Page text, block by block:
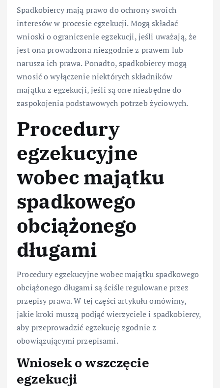
Spadkobiercy mają prawo do ochrony swoich
interesów w procesie egzekucji. Mogą składać
wnioski o ograniczenie egzekucji, jeśli uważają, że
jest ona prowadzona niezgodnie z prawem lub
narusza ich prawa. Ponadto, spadkobiercy mogą
wnosić o wyłączenie niektórych składników
majątku z egzekucji, jeśli są one niezbędne do
zaspokojenia podstawowych potrzeb życiowych.
Procedury
egzekucyjne
wobec majątku
spadkowego
obciążonego
długami
Procedury egzekucyjne wobec majątku spadkowego
obciążonego długami są ściśle regulowane przez
przepisy prawa. W tej części artykułu omówimy,
jakie kroki muszą podjąć wierzyciele i spadkobiercy,
aby przeprowadzić egzekucję zgodnie z
obowiązującymi przepisami.
Wniosek o wszczęcie
egzekucji